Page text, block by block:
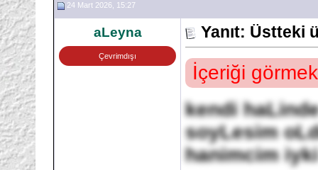
24 Mart 2026, 15:27
aLeyna
Çevrimdışı
Yanıt: Üstteki
İçeriği
kendi
soyLesim
hanimcim